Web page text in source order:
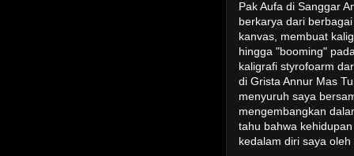
Pak Aufa di Sanggar
berkarya dari
kanvas, membuat
hingga "booming"
kaligrafi styrofoarm
di Grista Annur Mas
menyuruh saya
mengembangkan
tahu bahwa
kedalam diri saya oleh